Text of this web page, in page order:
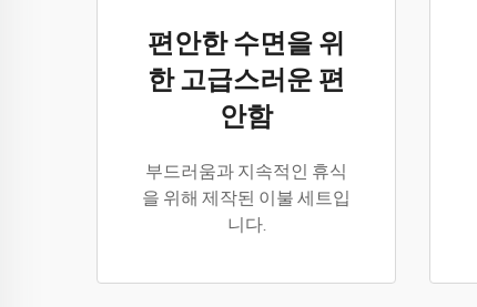
편안한 수면을 위
한 고급스러운 편
안함
부드러움과 지속적인 휴식
을 위해 제작된 이불 세트입
니다.